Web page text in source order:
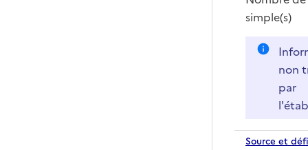
simple(s)
non
par
Source et